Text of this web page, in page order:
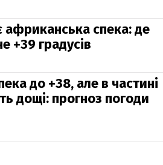
африканська спека: де
+39 градусів
до +38, але в частині
дощі: прогноз погоди